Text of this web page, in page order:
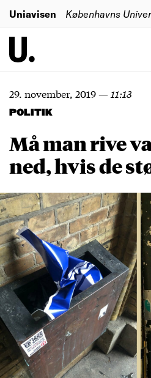
Uniavisen Københavns
29. november, 2019— 11:13
POLITIK
Må man rive
ned, hvis de